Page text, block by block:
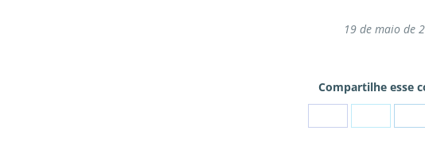
19 de maio de
Compartilhe esse